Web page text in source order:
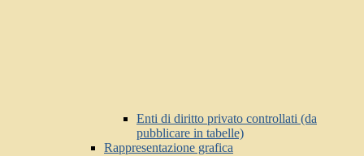
Enti di diritto privato controllati (da
pubblicare in tabelle)
Rappresentazione grafica